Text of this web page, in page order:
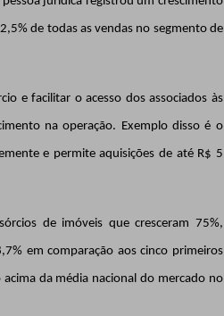
de todas as vendas no segmento de
e facilitar o acesso dos associados às
na operação. Exemplo disso é o
e permite aquisições de até R$ 5
de imóveis que cresceram 75%,
em comparação aos cinco primeiros
da média nacional do mercado no